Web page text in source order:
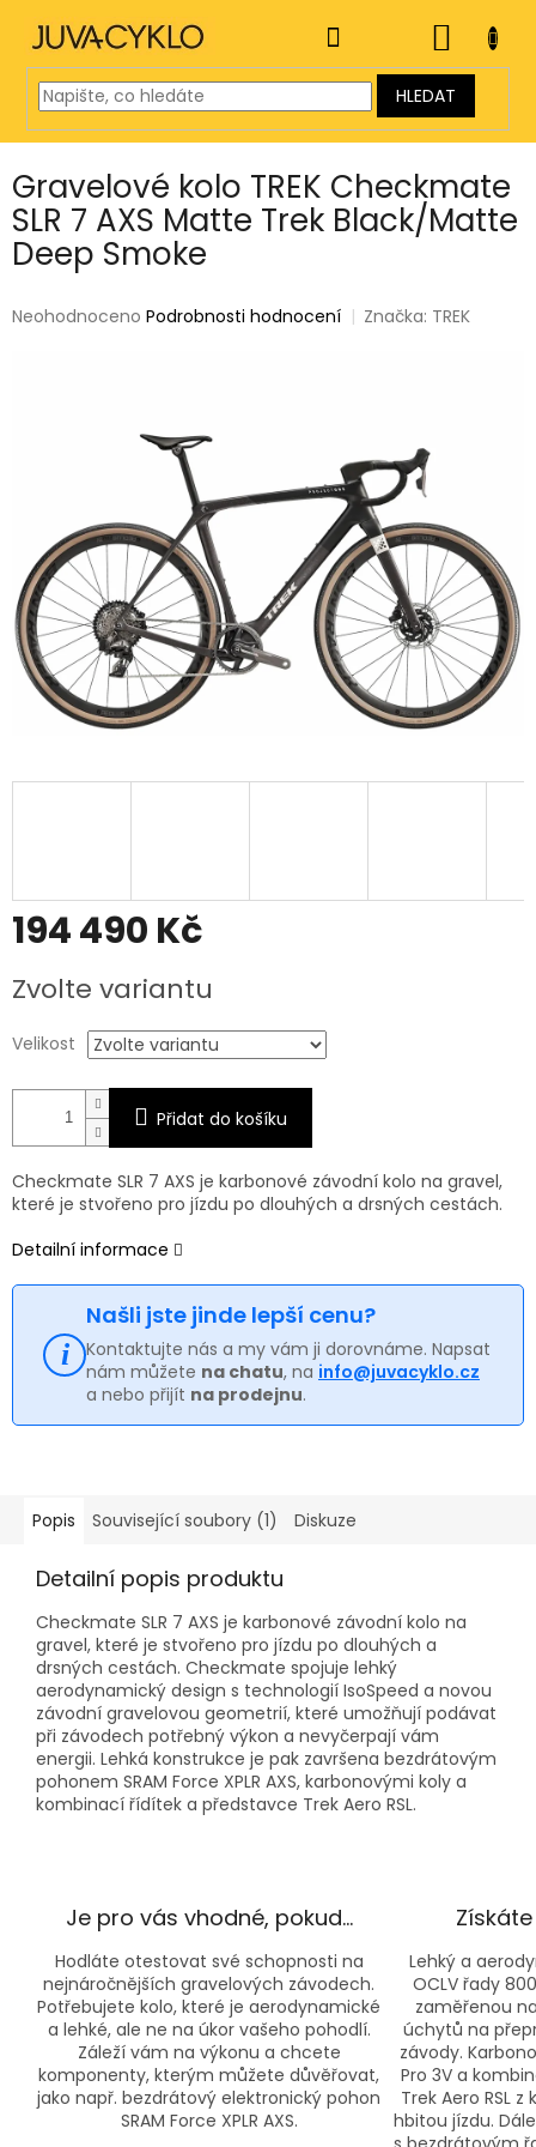
obsah
HLEDAT
KOŠÍK
Gravelové kolo TREK Checkmate
SLR 7 AXS Matte Trek Black/Matte
Deep Smoke
Průměrné
Neohodnoceno Podrobnosti hodnocení Značka: TREK
194 490 Kč
cena:
Zvolte variantu
Velikost
Přidat do košíku
Checkmate SLR 7 AXS je karbonové závodní kolo na gravel,
které je stvořeno pro jízdu po dlouhých a drsných cestách.
Detailní informace
Našli jste jinde lepší cenu?
Kontaktujte nás a my vám ji dorovnáme. Napsat
nám můžete na chatu, na info@juvacyklo.cz
a nebo přijít na prodejnu.
Popis Související soubory (1) Diskuze
Detailní popis produktu
Checkmate SLR 7 AXS je karbonové závodní kolo na
gravel, které je stvořeno pro jízdu po dlouhých a
drsných cestách. Checkmate spojuje lehký
aerodynamický design s technologií IsoSpeed a novou
závodní gravelovou geometrií, které umožňují podávat
při závodech potřebný výkon a nevyčerpají vám
energii. Lehká konstrukce je pak završena bezdrátovým
pohonem SRAM Force XPLR AXS, karbonovými koly a
kombinací řídítek a představce Trek Aero RSL.
Je pro vás vhodné, pokud…
Hodláte otestovat své schopnosti na
nejnáročnějších gravelových závodech.
Potřebujete kolo, které je aerodynamické
a lehké, ale ne na úkor vašeho pohodlí.
Záleží vám na výkonu a chcete
komponenty, kterým můžete důvěřovat,
jako např. bezdrátový elektronický pohon
SRAM Force XPLR AXS.
Lehký a
OCLV řady
zaměřenou
úchytů na
závody.
Pro 3V a
Trek Aero RSL
hbitou jízdu. Dále